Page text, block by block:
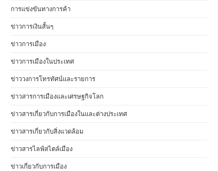
การแข่งขันทางการค้า
ข่าวการเงินสั้นๆ
ข่าวการเมือง
ข่าวการเมืองในประเทศ
ข่าววงการโทรทัศน์และรายการ
ข่าวสารการเมืองและเศรษฐกิจโลก
ข่าวสารเกี่ยวกับการเมืองในและต่างประเทศ
ข่าวสารเกี่ยวกับสิ่งแวดล้อม
ข่าวสารไลฟ์สไตล์เมือง
ข่าวเกี่ยวกับการเมือง